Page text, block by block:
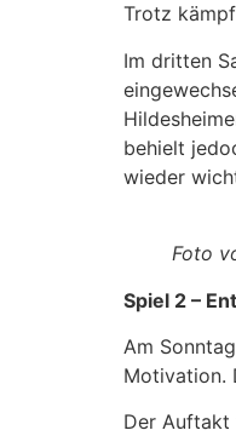
Trotz
Im dritten
behielt
wieder
Foto
Spiel 2 –
Am
Motivation.
Der Auftakt